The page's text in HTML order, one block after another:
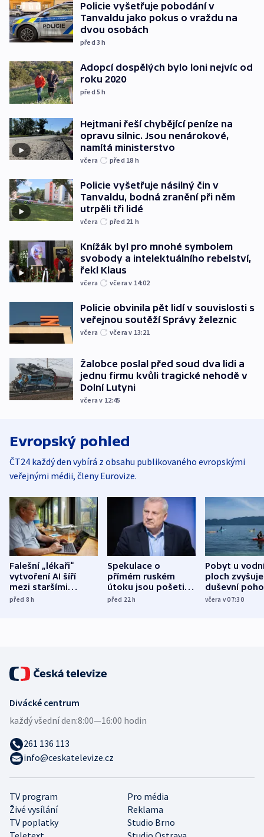
Policie vyšetřuje pobodání v
Tanvaldu jako pokus o vraždu na
dvou osobách
před 3h
Adopcí dospělých bylo loni nejvíc od
roku 2020
před 5h
Hejtmani řeší chybějící peníze na
opravu silnic. Jsou nenárokové,
namítá ministerstvo
včera před 18 h
Policie vyšetřuje násilný čin v
Tanvaldu, bodná zranění při něm
utrpěli tři lidé
včera před 21 h
Knížák byl pro mnohé symbolem
svobody a intelektuálního rebelství,
řekl Klaus
včera včera v 14:02
Policie obvinila pět lidí v souvislosti s
veřejnou soutěží Správy železnic
včera včera v 13:21
Žalobce poslal před soud dva lidi a
jednu firmu kvůli tragické nehodě v
Dolní Lutyni
včera v 12:45
Evropský pohled
ČT24 každý den vybírá z obsahu publikovaného evropskými
veřejnými médii, členy Eurovize.
Falešní „lékaři“
vytvoření AI šíří
mezi staršími
Poláky nebezpečné
před 8h
Spekulace o
přímém ruském
útoku jsou pošetilé,
míní estonský
před 22h
Pobyt u
ploch zvyšuje
duševní
ukázala
včera v 07:30
TV program
Pro média
Živé vysílání
Reklama
TV poplatky
Studio Brno
Divácké centrum
každý všední den:8:00—16:00 hodin
261 136 113
info@ceskatelevize.cz